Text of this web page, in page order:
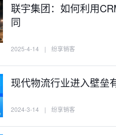
联宇集团：如何利用
同
2025-4-14 | 纷享销客
现代物流行业进入壁垒
2024-3-14 | 纷享销客